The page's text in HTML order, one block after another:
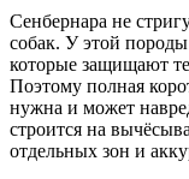
Сенбернара не
собак. У этой
которые защищают
Поэтому полная
нужна и может
строится на
отдельных зон и